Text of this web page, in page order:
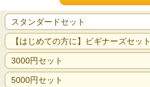
スタンダードセット
【はじめての方に】ビギナーズセット
3000円セット
5000円セット